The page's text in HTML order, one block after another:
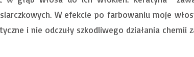
W efekcie po farbowaniu moje
i nie odczuły szkodliwego działania